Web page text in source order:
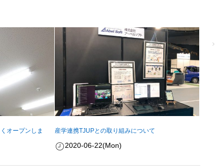
オープンしま
産学連携TJUPとの取り組みについて
2020-06-22(Mon)